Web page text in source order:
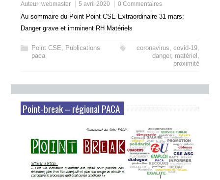
Auteur:webmaster 5 avril 2020 0 Commentaires
Au sommaire du Point Point CSE Extraordinaire 31 mars:
Danger grave et imminent RH Matériels
Point CSE, Publications
paca
coronavirus, covid-19,
danger, matériel ,
proximité
Point-break – régional PACA